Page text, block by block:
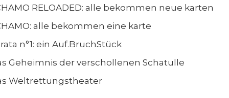
RELOADED: alle bekommen neue karten
alle bekommen eine karte
n°1: ein Auf.BruchStück
Geheimnis der verschollenen Schatulle
Weltrettungstheater